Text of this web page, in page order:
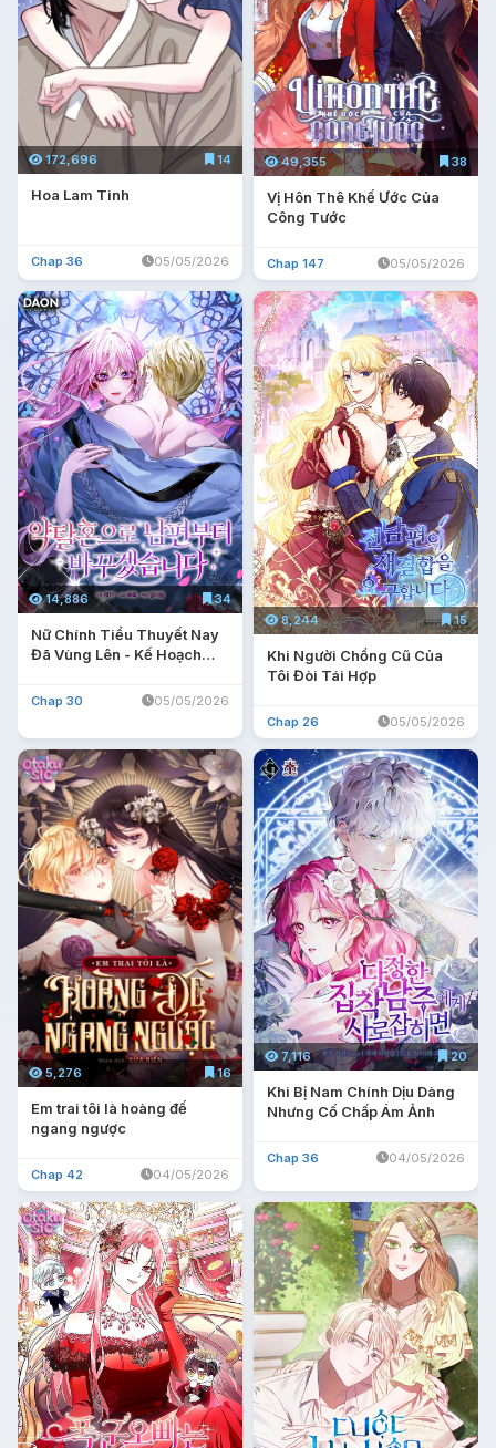
172,696 14
Hoa Lam Tinh
Chap 36 05/05/2026
49,355 38
Vị Hôn Thê Khế Ước Của
Công Tước
Chap 147 05/05/2026
14,886 34
Nữ Chính Tiểu Thuyết Nay
Đã Vùng Lên - Kế Hoạch
Thư
Chap 30 05/05/2026
8,244 15
Khi Người Chồng Cũ Của
Tôi Đòi Tái Hợp
Chap 26 05/05/2026
5,276 16
Em trai tôi là hoàng đế
ngang ngược
Chap 42 04/05/2026
7,116 20
Khi Bị Nam Chính Dịu Dàng
Nhưng Cố Chấp Ám Ảnh
Chap 36 04/05/2026